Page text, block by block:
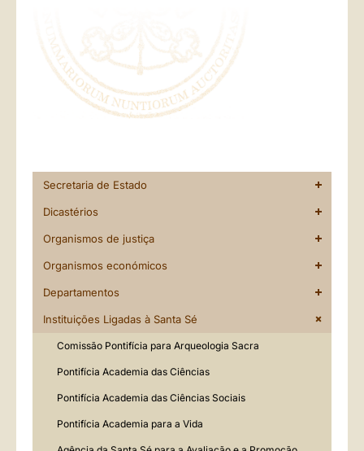
Secretaria de Estado
Dicastérios
Organismos de justiça
Organismos económicos
Departamentos
Instituições Ligadas à Santa Sé
Comissão Pontifícia para Arqueologia Sacra
Pontifícia Academia das Ciências
Pontifícia Academia das Ciências Sociais
Pontifícia Academia para a Vida